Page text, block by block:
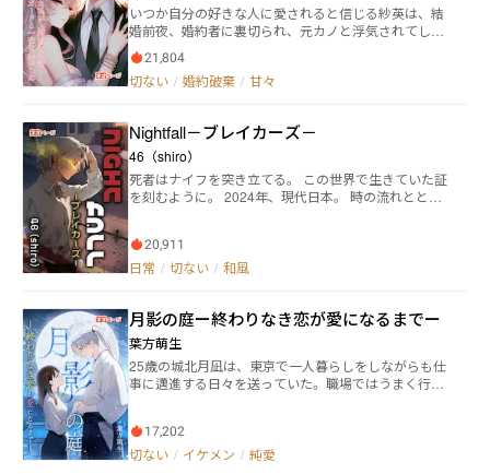
いつか自分の好きな人に愛されると信じる紗英は、結
婚前夜、婚約者に裏切られ、元カノと浮気されてしま
った。議員の娘である紗英は、思い切って自分のボデ
ィガードと一夜を共にした！結婚式は即座にキャンセ
ル！しかし、彼女のボディガードは突然、経済の覇権
の男になるか、どっちか選びなさい！」 「今すぐあん
たの願いを叶えてやろう」
21,804
切ない / 婚約破棄 / 甘々
Nightfall－ブレイカーズ－
46（shiro）
死者はナイフを突き立てる。 この世界で生きていた証
を刻むように。 2024年、現代日本。 時の流れととも
ゆる場所において、何百年経ようとも決して変わらな
いものがある。 死だ。 死は生きとし生けるもの、全て
うか。 未知なるものへの恐怖から、あるいは救いを求
める期待から、さまざまな幻想を抱くが、多くの場
合、このようになるはずだ。 もしも今生に何の未練も
なく、怨みや後悔もないならば、天に上がって輪廻転
生の輪に入るだろう。その逆ならば、地底に堕ちるだ
して、地上をさまようしかないだろう。 「冗談じゃね
え。怨霊なんて、どいつもこいつももれなくクソだ」
安倍隼人、17歳。 夢は、目立たず平穏に生きること。
20,911
日常 / 切ない / 和風
月影の庭ー終わりなき恋が愛になるまでー
葉方萌生
25歳の城北月凪は、東京で一人暮らしをしながらも仕
事に邁進する日々を送っていた。職場ではうまく行か
に虚しさを感じていた。ある日、幼い頃に通っていた
田舎の洋館「月影の庭」を夢で見るようになる。夢の
17,202
切ない / イケメン / 純愛